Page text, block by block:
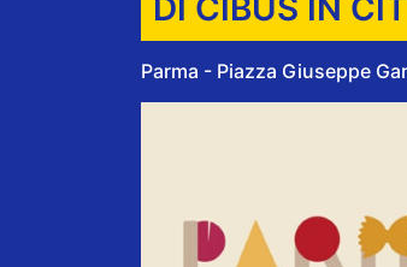
DI CIBUS IN
Parma - Piazza Giuseppe